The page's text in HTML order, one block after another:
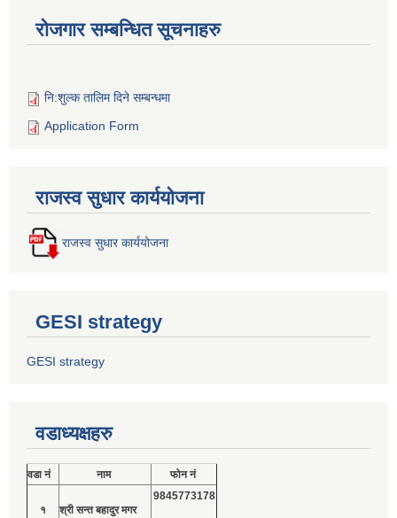
रोजगार सम्बन्धित सूचनाहरु
नि:शुल्क तालिम दिने सम्बन्धमा
Application Form
राजस्व सुधार कार्ययोजना
राजस्व सुधार कार्ययोजना
GESI strategy
GESI strategy
वडाध्यक्षहरु
वडा नं नाम फोन नं
१ श्री सन्त बहादुर मगर
9845773178